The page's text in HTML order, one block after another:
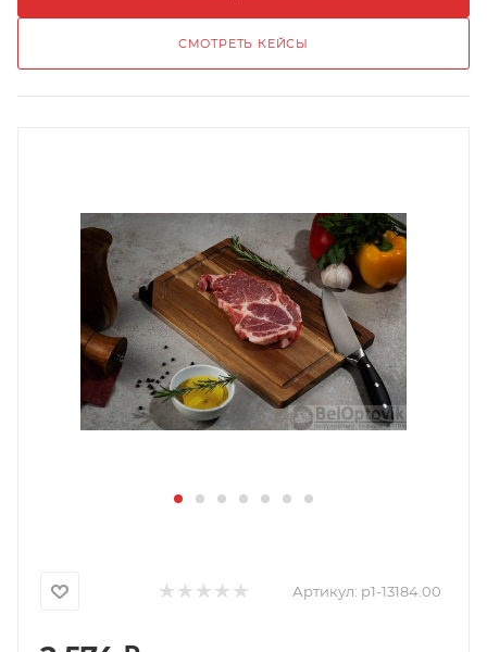
СМОТРЕТЬ КЕЙСЫ
Артикул: p1-13184.00